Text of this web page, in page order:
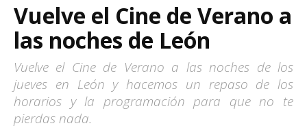
Vuelve el Cine de Verano a
las noches de León
Vuelve el Cine de Verano a las noches de los
jueves en León y hacemos un repaso de los
horarios y la programación para que no te
pierdas nada.